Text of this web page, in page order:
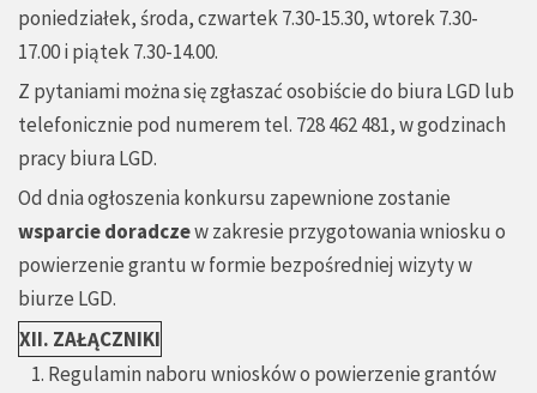
poniedziałek, środa, czwartek 7.30-15.30, wtorek 7.30-
17.00 i piątek 7.30-14.00.
Z pytaniami można się zgłaszać osobiście do biura LGD lub
telefonicznie pod numerem tel. 728 462 481, w godzinach
pracy biura LGD.
Od dnia ogłoszenia konkursu zapewnione zostanie
wsparcie doradczew zakresie przygotowania wniosku o
powierzenie grantu w formie bezpośredniej wizyty w
biurze LGD.
XII. ZAŁĄCZNIKI
Regulamin naboru wniosków o powierzenie grantów